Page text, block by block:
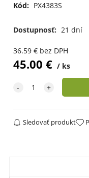
Kód: PX4383S
Dostupnosť: 21 dní
36.59€ bez DPH
45.00 € ks
Sledovať produkt